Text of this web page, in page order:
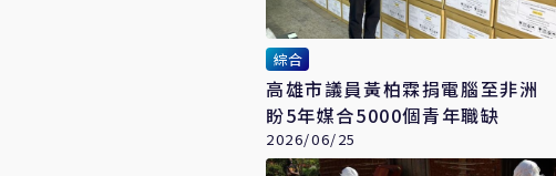
綜合
高雄市議員黃柏霖捐電腦至非洲
盼5年媒合5000個青年職缺
2026/06/25